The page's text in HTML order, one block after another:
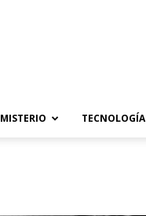
MISTERIO TECNOLOGÍA